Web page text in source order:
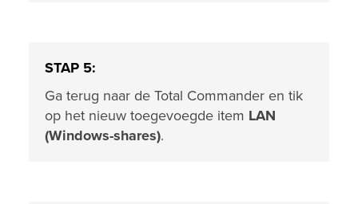
STAP 5:
Ga terug naar de Total Commander en tik
op het nieuw toegevoegde item LAN
(Windows-shares).